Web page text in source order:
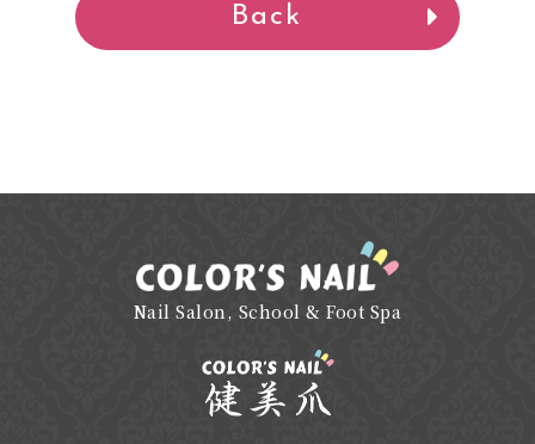
Back
Nail Salon, School & Foot Spa